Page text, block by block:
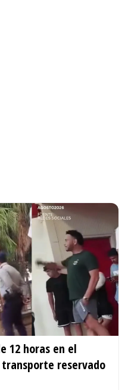
12 horas en el
reservado